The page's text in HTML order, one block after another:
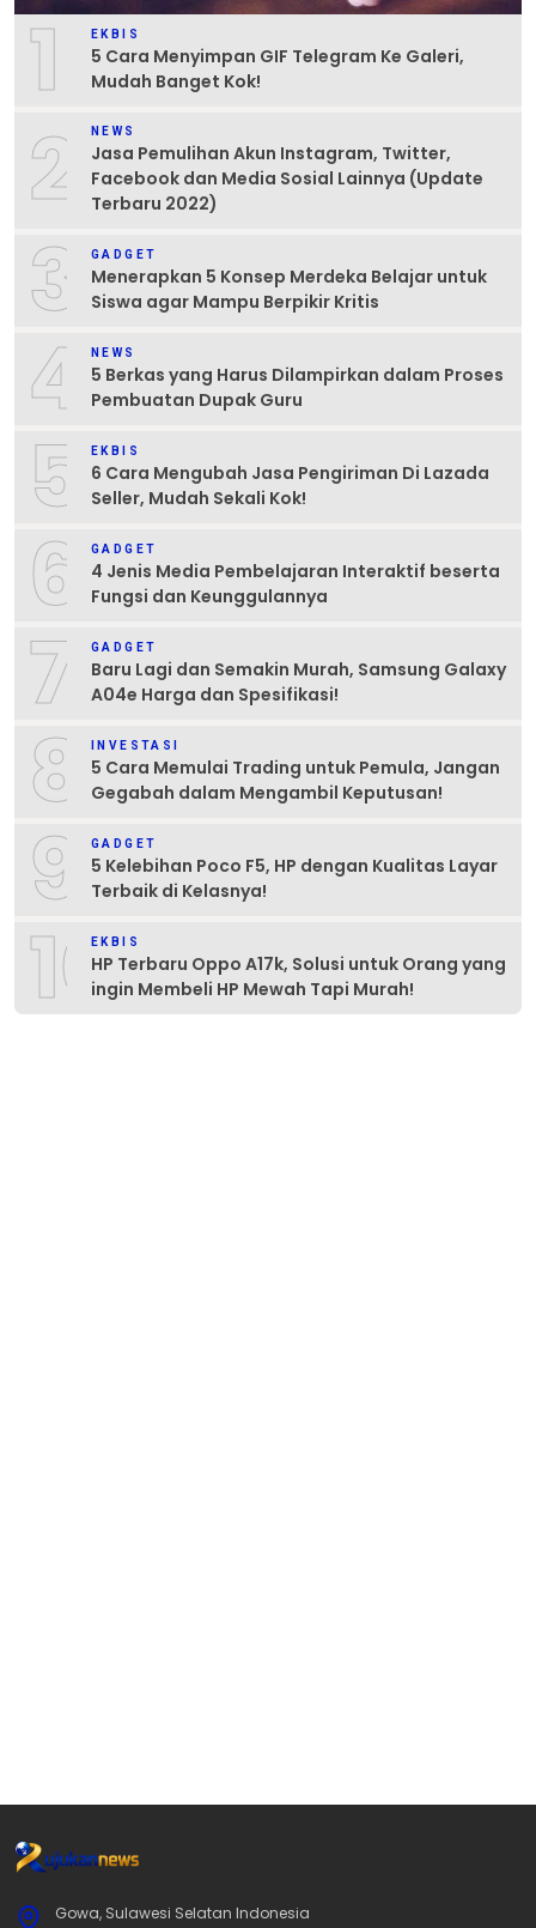
1 EKBIS
5 Cara Menyimpan GIF Telegram Ke Galeri,
Mudah Banget Kok!
2 NEWS
Jasa Pemulihan Akun Instagram, Twitter,
Facebook dan Media Sosial Lainnya (Update
Terbaru 2022)
3 GADGET
Menerapkan 5 Konsep Merdeka Belajar untuk
Siswa agar Mampu Berpikir Kritis
4 NEWS
5 Berkas yang Harus Dilampirkan dalam Proses
Pembuatan Dupak Guru
5 EKBIS
6 Cara Mengubah Jasa Pengiriman Di Lazada
Seller, Mudah Sekali Kok!
6 GADGET
4 Jenis Media Pembelajaran Interaktif beserta
Fungsi dan Keunggulannya
7 GADGET
Baru Lagi dan Semakin Murah, Samsung Galaxy
A04e Harga dan Spesifikasi!
8 INVESTASI
5 Cara Memulai Trading untuk Pemula, Jangan
Gegabah dalam Mengambil Keputusan!
9 GADGET
5 Kelebihan Poco F5, HP dengan Kualitas Layar
Terbaik di Kelasnya!
10EKBIS
HP Terbaru Oppo A17k, Solusi untuk Orang yang
ingin Membeli HP Mewah Tapi Murah!
Gowa, Sulawesi Selatan Indonesia